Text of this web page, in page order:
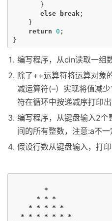
}
else
break ;
}
return 0 ;
}
编写程序，从cin读取一组
除了++运算符将运算对象
减运算符(–）实现将值减
符在循环中按递减序打印
编写程序，从键盘输入2
间的所有整数，注意:a不一
假设行数从键盘输入，打印
*
*
*
*
*
* * *
*
*
* * * * *
*